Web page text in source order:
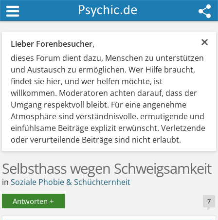
×
Lieber Forenbesucher,
dieses Forum dient dazu, Menschen zu unterstützen
und Austausch zu ermöglichen. Wer Hilfe braucht,
findet sie hier, und wer helfen möchte, ist
willkommen. Moderatoren achten darauf, dass der
Umgang respektvoll bleibt. Für eine angenehme
Atmosphäre sind verständnisvolle, ermutigende und
einfühlsame Beiträge explizit erwünscht. Verletzende
oder verurteilende Beiträge sind nicht erlaubt.
Selbsthass wegen Schweigsamkeit
inSoziale Phobie & Schüchternheit
Antworten + 7